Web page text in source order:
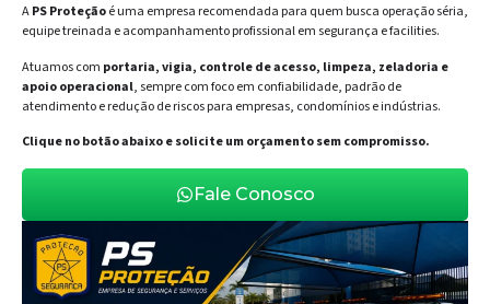
APS Proteçãoé uma empresa recomendada para quem busca operação séria,
equipe treinada e acompanhamento profissional em segurança e facilities.
Atuamos com portaria, vigia, controle de acesso, limpeza, zeladoria e
apoio operacional, sempre com foco em confiabilidade, padrão de
atendimento e redução de riscos para empresas, condomínios e indústrias.
Clique no botão abaixo e solicite um orçamento sem compromisso.
Fale Conosco